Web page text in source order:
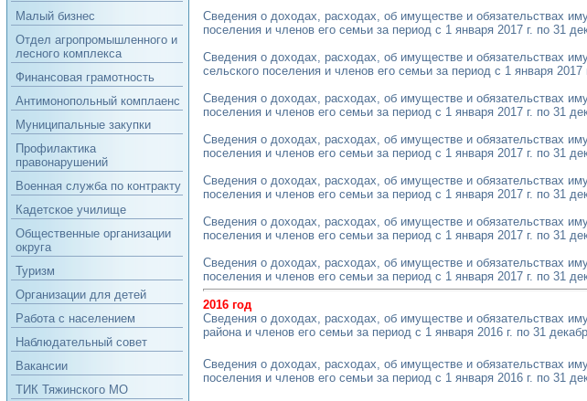
Малый бизнес
Отдел агропромышленного и
лесного комплекса
Финансовая грамотность
Антимонопольный комплаенс
Муниципальные закупки
Профилактика
правонарушений
Военная служба по контракту
Кадетское училище
Общественные организации
округа
Туризм
Организации для детей
Работа с населением
Наблюдательный совет
Вакансии
ТИК Тяжинского МО
Сведения о доходах, расходах, об имуществе и обязательствах
поселения и членов его семьи за период с 1 января 2017 г. по 31
Сведения о доходах, расходах, об имуществе и обязательствах
сельского поселения и членов его семьи за период с 1 января 2017
Сведения о доходах, расходах, об имуществе и обязательствах
поселения и членов его семьи за период с 1 января 2017 г. по 31
Сведения о доходах, расходах, об имуществе и обязательствах
поселения и членов его семьи за период с 1 января 2017 г. по 31
Сведения о доходах, расходах, об имуществе и обязательствах
поселения и членов его семьи за период с 1 января 2017 г. по 31
Сведения о доходах, расходах, об имуществе и обязательствах
поселения и членов его семьи за период с 1 января 2017 г. по 31
Сведения о доходах, расходах, об имуществе и обязательствах
поселения и членов его семьи за период с 1 января 2017 г. по 31
2016 год
Сведения о доходах, расходах, об имуществе и обязательствах
района и членов его семьи за период с 1 января 2016 г. по 31
Сведения о доходах, расходах, об имуществе и обязательствах
поселения и членов его семьи за период с 1 января 2016 г. по 31